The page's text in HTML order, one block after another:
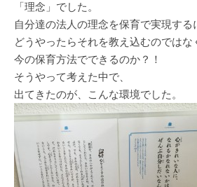
「理念」でした。
自分達の法人の理念を保育で実現する
どうやったらそれを教え込むのではな
今の保育方法でできるのか？！
そうやって考えた中で、
出てきたのが、こんな環境でした。